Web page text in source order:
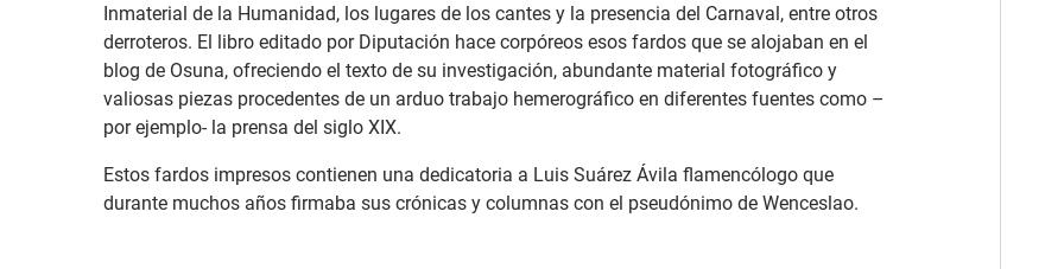
Inmaterial de la Humanidad, los lugares de los cantes y la presencia del Carnaval, entre otros
derroteros. El libro editado por Diputación hace corpóreos esos fardos que se alojaban en el
blog de Osuna, ofreciendo el texto de su investigación, abundante material fotográfico y
valiosas piezas procedentes de un arduo trabajo hemerográfico en diferentes fuentes como –
por ejemplo- la prensa del siglo XIX.
Estos fardos impresos contienen una dedicatoria a Luis Suárez Ávila flamencólogo que
durante muchos años firmaba sus crónicas y columnas con el pseudónimo de Wenceslao.